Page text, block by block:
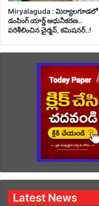
Miryalaguda : మిర్యాలగూడలో
డంపింగ్ యార్డ్ ఆధునీకరణ..
పరిశీలించిన చైర్మన్, కమిషనర్..!
Latest News